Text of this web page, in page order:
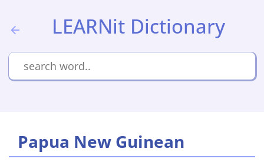
LEARNit Dictionary
Papua New Guinean